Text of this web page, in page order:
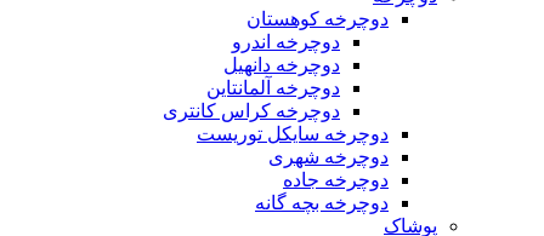
دوچرخه کوهستان
دوچرخه اندرو
دوچرخه دانهیل
دوچرخه آلمانتاین
دوچرخه کراس کانتری
دوچرخه سایکل توریست
دوچرخه شهری
دوچرخه جاده
دوچرخه بچه گانه
پوشاک